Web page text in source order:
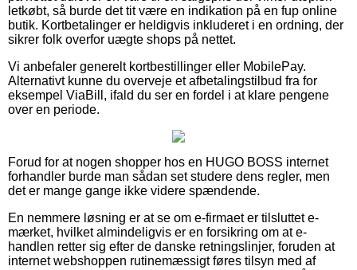
letkøbt, så burde det tit være en indikation på en fup online
butik. Kortbetalinger er heldigvis inkluderet i en ordning, der
sikrer folk overfor uægte shops på nettet.
Vi anbefaler generelt kortbestillinger eller MobilePay.
Alternativt kunne du overveje et afbetalingstilbud fra for
eksempel ViaBill, ifald du ser en fordel i at klare pengene
over en periode.
Forud for at nogen shopper hos en HUGO BOSS internet
forhandler burde man sådan set studere dens regler, men
det er mange gange ikke videre spændende.
En nemmere løsning er at se om e-firmaet er tilsluttet e-
mærket, hvilket almindeligvis er en forsikring om at e-
handlen retter sig efter de danske retningslinjer, foruden at
internet webshoppen rutinemæssigt føres tilsyn med af